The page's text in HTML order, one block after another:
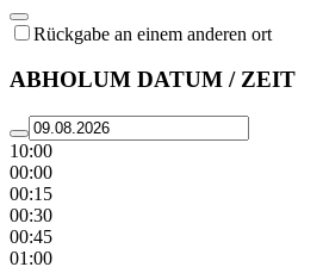
Rückgabe an einem anderen ort
ABHOLUM DATUM / ZEIT
10:00
00:00
00:15
00:30
00:45
01:00